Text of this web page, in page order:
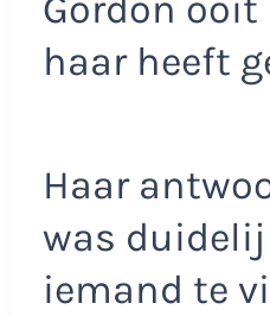
Gordon ooit
haar heeft
Haar
was
iemand te